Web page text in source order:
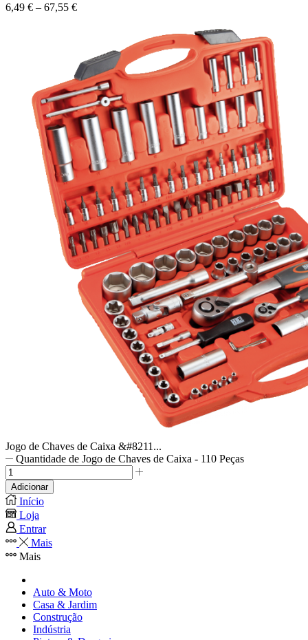
6,49 € – 67,55 €
Jogo de Chaves de Caixa &#8211...
Quantidade de Jogo de Chaves de Caixa - 110 Peças
Adicionar
Início
Loja
Entrar
Mais
Mais
Auto & Moto
Casa & Jardim
Construção
Indústria